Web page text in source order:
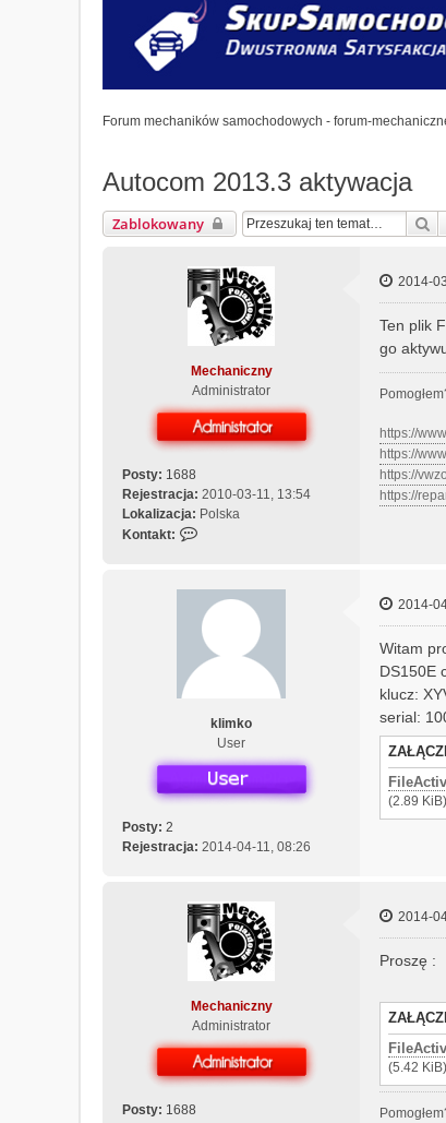
Forum mechaników samochodowych - forum-
Autocom 2013.3 aktywacja
Zablokowany
Mechaniczny
Administrator
Posty: 1688
Rejestracja: 2010-03-11, 13:54
Lokalizacja: Polska
Kontakt:
n
a
k
t
ę
c
n
i
c
z
y
2014-
Ten plik
go
https://
https://
https://
https://
klimko
User
Posty: 2
Rejestracja: 2014-04-11, 08:26
2014-
Witam
DS150E
klucz:
serial:
(2.89
Mechaniczny
Administrator
Posty: 1688
2014-
Proszę :
(5.42